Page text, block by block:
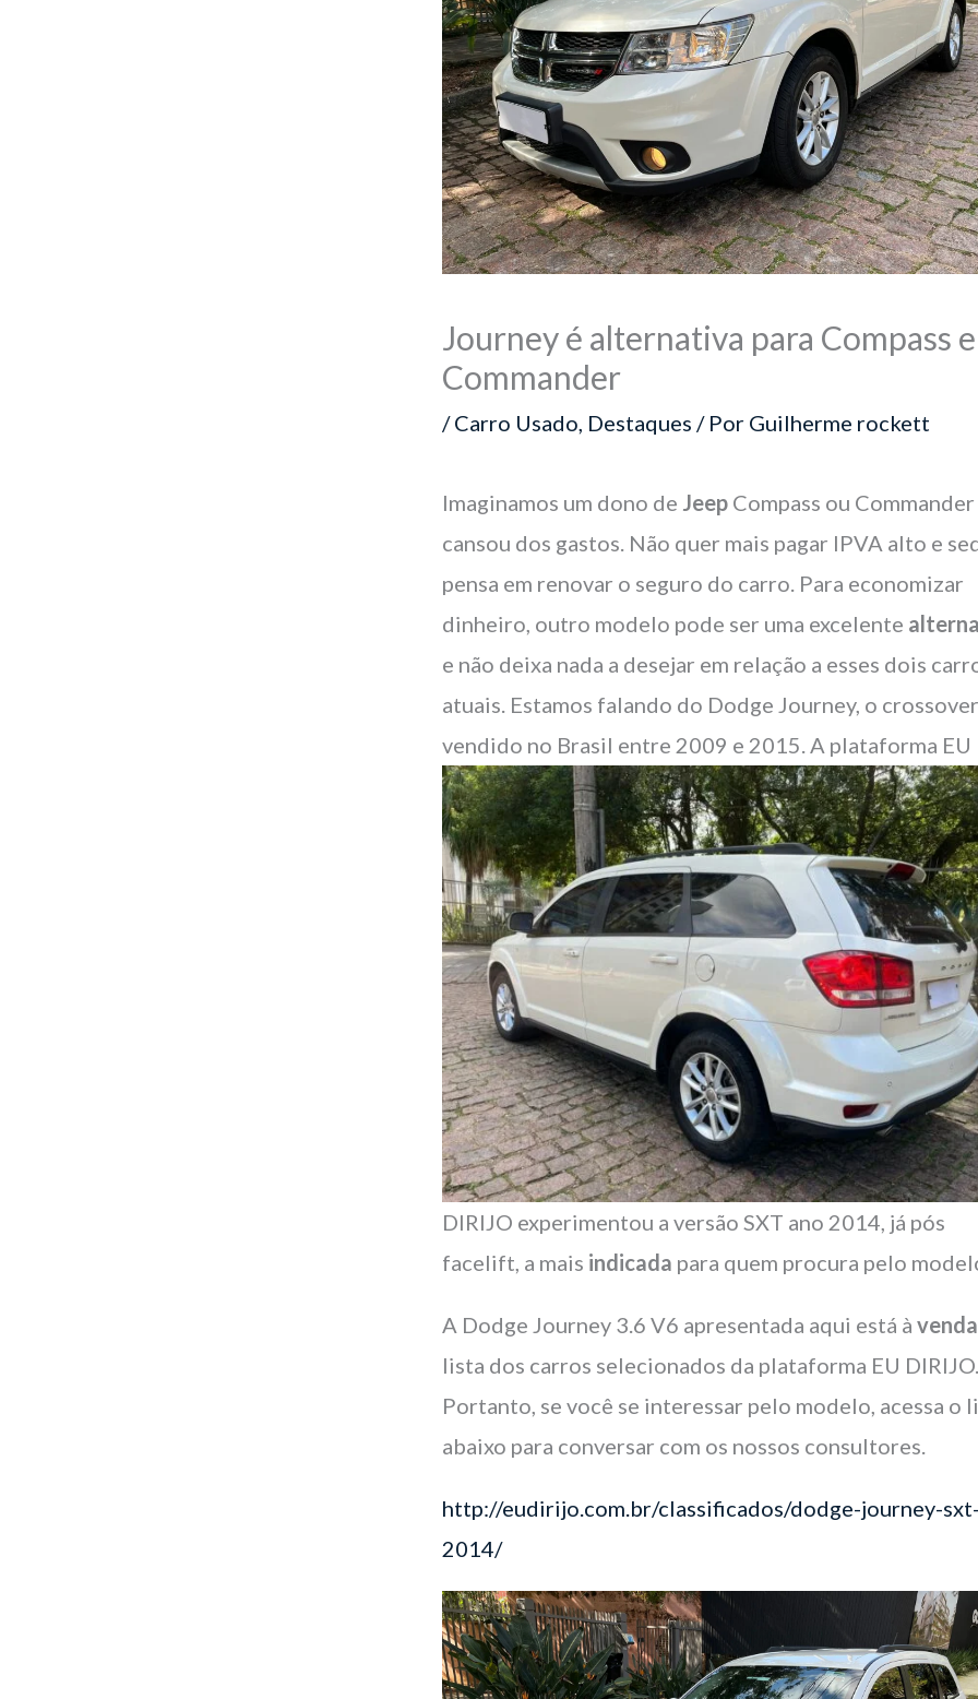
Journey é alternativa para Compass e
Commander
/Carro Usado Destaques / Por Guilherme rockett
Imaginamos um dono de Jeep Compass ou
cansou dos gastos. Não quer mais pagar IPVA alto e
pensa em renovar o seguro do carro. Para economizar
dinheiro, outro modelo pode ser uma excelente
e não deixa nada a desejar em relação a esses dois
atuais. Estamos falando do Dodge Journey, o
vendido no Brasil entre 2009 e 2015. A plataforma EU
DIRIJO experimentou a versão SXT ano 2014, já pós
facelift, a mais indicada para quem procura pelo
A Dodge Journey 3.6 V6 apresentada aqui está àvenda
lista dos carros selecionados da plataforma EU
Portanto, se você se interessar pelo modelo, acessa o
abaixo para conversar com os nossos consultores.
http://eudirijo.com.br/classificados/dodge-journey-
2014/